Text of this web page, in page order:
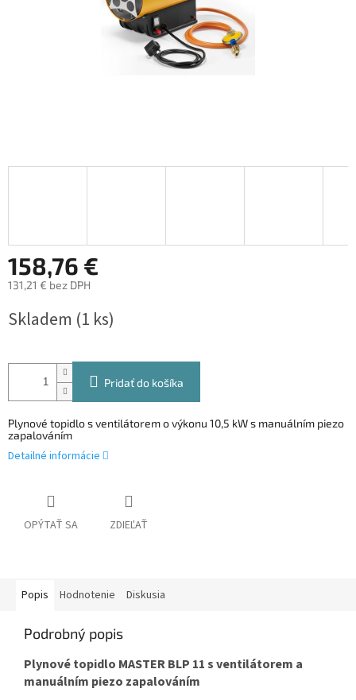
158,76 €
131,21 € bez DPH
cena:
Skladem (1 ks)
Pridať do košíka
Plynové topidlo s ventilátorem o výkonu 10,5 kW s manuálním piezo
zapalováním
Detailné informácie
OPÝTAŤ SA ZDIEĽAŤ
Popis Hodnotenie Diskusia
Podrobný popis
Plynové topidlo MASTER BLP 11 s ventilátorem a
manuálním piezo zapalováním